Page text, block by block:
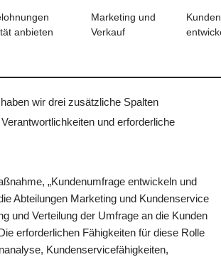
anbieten
Marketing und
Verkauf
wir drei zusätzliche Spalten
und erforderliche
„Kundenumfrage entwickeln und
Abteilungen Marketing und Kundenservice
und Verteilung der Umfrage an die Kunden
erforderlichen Fähigkeiten für diese Rolle
Kundenservicefähigkeiten,